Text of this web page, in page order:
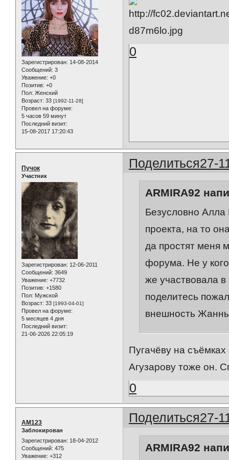
Зарегистрирован: 14-08-2014
Сообщений: 3
Уважение: +0
Позитив: +0
Пол: Женский
Возраст: 33 [1992-11-28]
Провел на форуме:
5 часов 59 минут
Последний визит:
15-08-2017 17:20:43
0
Поделиться27-
Пучок
Участник
Зарегистрирован: 12-06-2011
Сообщений: 3649
Уважение: +7732
Позитив: +1580
Пол: Мужской
Возраст: 33 [1993-04-01]
Провел на форуме:
5 месяцев 4 дня
Последний визит:
21-06-2026 22:05:19
ARMIRA92
Безусловно Алла
проекта, на то
да простят меня
форума. Не у
же участвовала
поделитесь
внешность
Пугачёву на
Агузарову тоже он.
0
Поделиться27-
AM123
Заблокирован
Зарегистрирован: 18-04-2012
Сообщений: 475
Уважение: +312
ARMIRA92